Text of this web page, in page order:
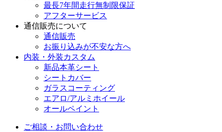
最長7年間走行無制限保証
アフターサービス
通信販売について
通信販売
お振り込みが不安な方へ
内装・外装カスタム
新品本革シート
シートカバー
ガラスコーティング
エアロ/アルミホイール
オールペイント
ご相談・お問い合わせ